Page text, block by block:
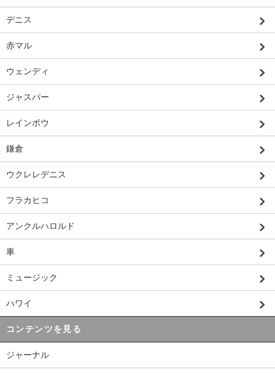
デニス
赤マル
ウェンディ
ジャスパー
レインボウ
鎌倉
ウクレレデニス
フラカヒコ
アンクルハロルド
車
ミュージック
ハワイ
コンテンツを見る
ジャーナル